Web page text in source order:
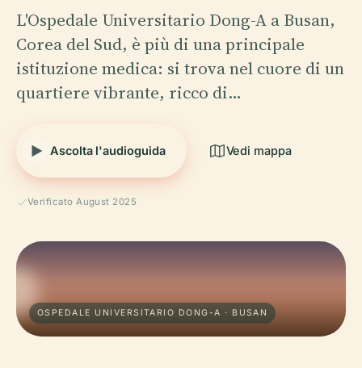
L'Ospedale Universitario Dong-A a Busan,
Corea del Sud, è più di una principale
istituzione medica: si trova nel cuore di un
quartiere vibrante, ricco di…
Ascolta l'audioguida Vedi mappa
Verificato August 2025
OSPEDALE UNIVERSITARIO DONG-A · BUSAN